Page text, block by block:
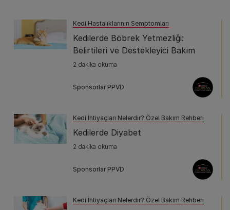
Kedi Hastalıklarının Semptomları
Kedilerde Böbrek Yetmezliği:
Belirtileri ve Destekleyici Bakım
2 dakika okuma
Sponsorlar PPVD
Kedi İhtiyaçları Nelerdir? Özel Bakım Rehberi
Kedilerde Diyabet
2 dakika okuma
Sponsorlar PPVD
Kedi İhtiyaçları Nelerdir? Özel Bakım Rehberi